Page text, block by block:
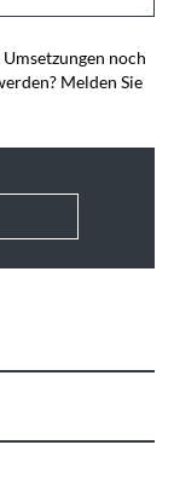
noch
Melden Sie